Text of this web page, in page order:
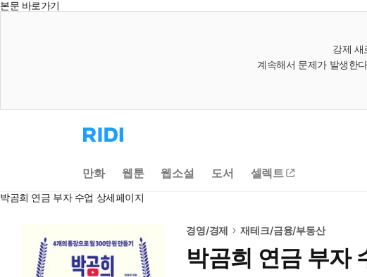
본문 바로가기
강제 새
계속해서 문제가 발생한
리
디
으
로
동
만화 웹툰 웹소설 도서 셀렉트
박곰희 연금 부자 수업 상세페이지
경영/경제 재테크/금융/부동산
박곰희 연금 부자